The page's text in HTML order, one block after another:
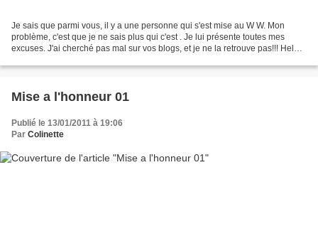
Je sais que parmi vous, il y a une personne qui s'est mise au W W. Mon
problème, c'est que je ne sais plus qui c'est . Je lui présente toutes mes
excuses. J'ai cherché pas mal sur vos blogs, et je ne la retrouve pas!!! Help
Mise a l'honneur 01
Publié le 13/01/2011 à 19:06
Par Colinette